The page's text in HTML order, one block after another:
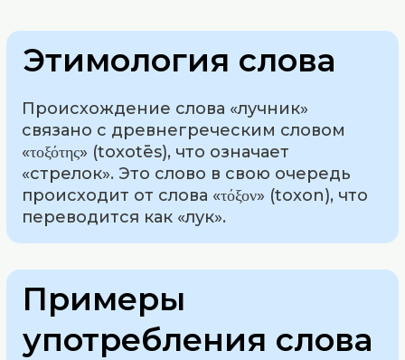
Этимология слова
Происхождение слова «лучник»
связано с древнегреческим словом
«τοξότης» (toxotēs), что означает
«стрелок». Это слово в свою очередь
происходит от слова «τόξον» (toxon), что
переводится как «лук».
Примеры
употребления слова